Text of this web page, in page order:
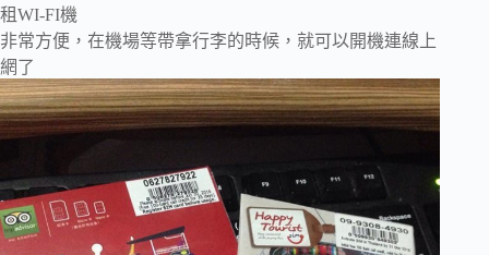
租WI-FI機
非常方便，在機場等帶拿行李的時候，就可以開機連線上
網了